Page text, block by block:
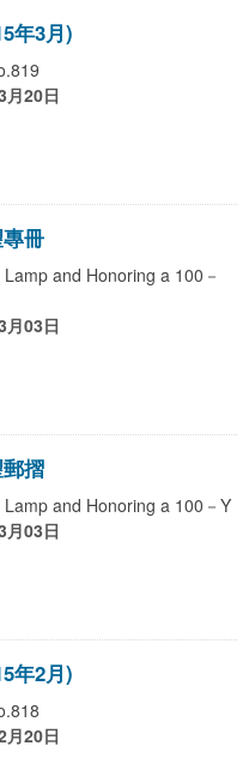
5年3月)
月20日
專冊
and Honoring a 100－
月03日
郵摺
and Honoring a 100－Y
月03日
5年2月)
月20日